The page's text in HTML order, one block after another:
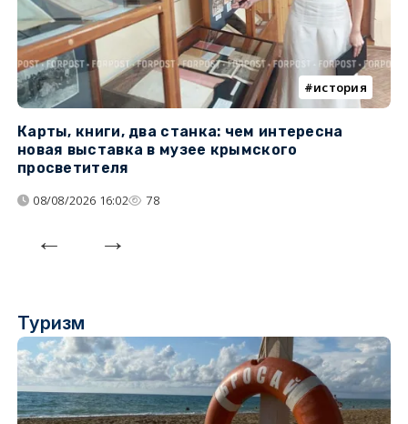
история
Карты, книги, два станка: чем интересна
новая выставка в музее крымского
просветителя
08/08/2026 16:02 78
Туризм